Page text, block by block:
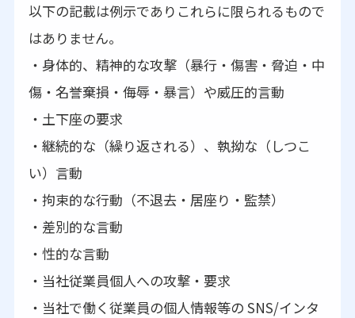
以下の記載は例示でありこれらに限られるもので
はありません。
・身体的、精神的な攻撃（暴行・傷害・脅迫・中
傷・名誉棄損・侮辱・暴言）や威圧的言動
・土下座の要求
・継続的な（繰り返される）、執拗な（しつこ
い）言動
・拘束的な行動（不退去・居座り・監禁）
・差別的な言動
・性的な言動
・当社従業員個人への攻撃・要求
・当社で働く従業員の個人情報等の SNS/インタ